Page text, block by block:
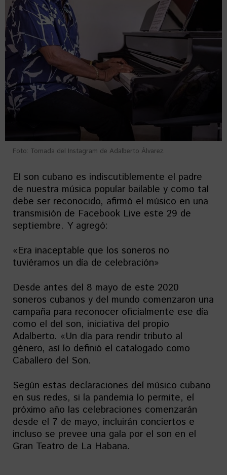
Foto: Tomada del Instagram de Adalberto Álvarez.
El son cubano es indiscutiblemente el padre
de nuestra música popular bailable y como tal
debe ser reconocido, afirmó el músico en una
transmisión de Facebook Live este 29 de
septiembre. Y agregó:
«Era inaceptable que los soneros no
tuviéramos un día de celebración»
Desde antes del 8 mayo de este 2020
soneros cubanos y del mundo comenzaron una
campaña para reconocer oficialmente ese día
como el del son, iniciativa del propio
Adalberto. «Un día para rendir tributo al
género, así lo definió el catalogado como
Caballero del Son.
Según estas declaraciones del músico cubano
en sus redes, si la pandemia lo permite, el
próximo año las celebraciones comenzarán
desde el 7 de mayo, incluirán conciertos e
incluso se prevee una gala por el son en el
Gran Teatro de La Habana.